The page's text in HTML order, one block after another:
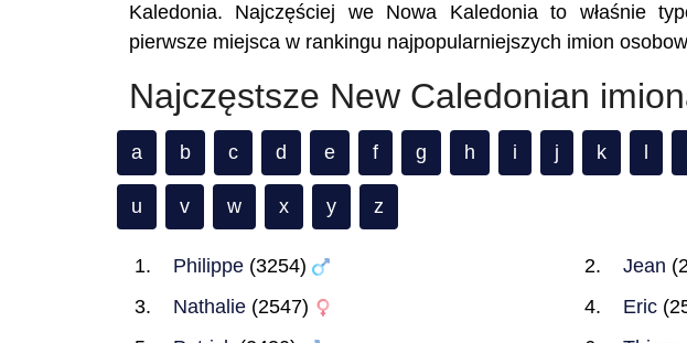
Kaledonia. Najczęściej we Nowa Kaledonia to właśnie
pierwsze miejsca w rankingu najpopularniejszych imion
Najczęstsze New Caledonian
a b c d e f g h i j k
u v w x y z
Philippe (3254) Jean
Nathalie (2547) Eric